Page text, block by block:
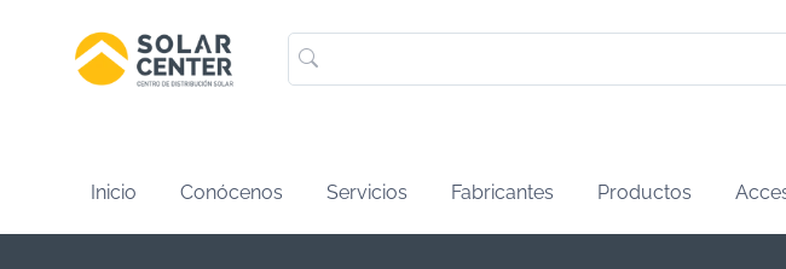
Inicio Conócenos Servicios Fabricantes Productos